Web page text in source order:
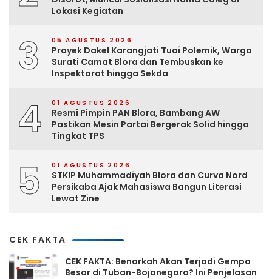
Lokasi Kegiatan
3 05 AGUSTUS 2026
Proyek Dakel Karangjati Tuai Polemik, Warga
Surati Camat Blora dan Tembuskan ke
Inspektorat hingga Sekda
4 01 AGUSTUS 2026
Resmi Pimpin PAN Blora, Bambang AW
Pastikan Mesin Partai Bergerak Solid hingga
Tingkat TPS
5 01 AGUSTUS 2026
STKIP Muhammadiyah Blora dan Curva Nord
Persikaba Ajak Mahasiswa Bangun Literasi
Lewat Zine
CEK FAKTA
CEK FAKTA: Benarkah Akan Terjadi Gempa
Besar di Tuban-Bojonegoro? Ini Penjelasan